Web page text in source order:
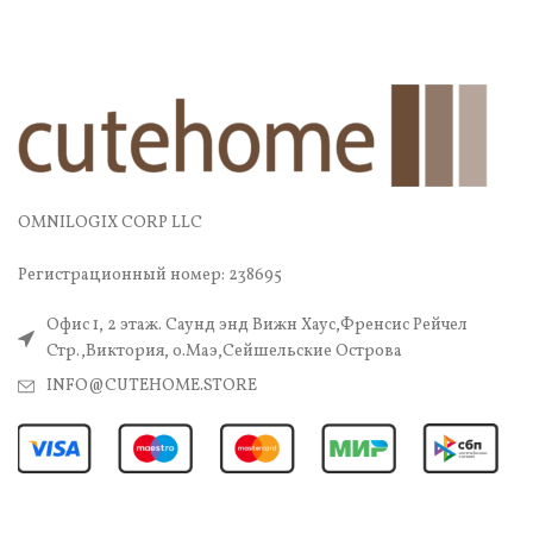
OMNILOGIX CORP LLC
Регистрационный номер: 238695
Офис 1, 2 этаж. Саунд энд Вижн Хаус,Френсис Рейчел
Стр.,Виктория, о.Маэ,Сейшельские Острова
INFO@CUTEHOME.STORE